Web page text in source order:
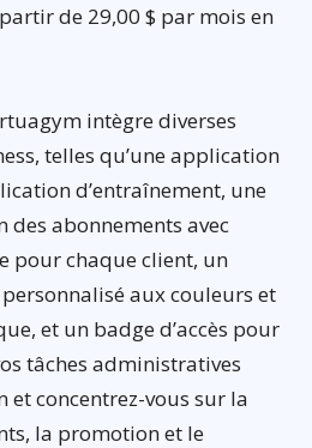
de 29,00 $ par mois en
intègre diverses
telles qu’une application
d’entraînement, une
des abonnements avec
pour chaque client, un
aux couleurs et
et un badge d’accès pour
tâches administratives
concentrez-vous sur la
la promotion et le